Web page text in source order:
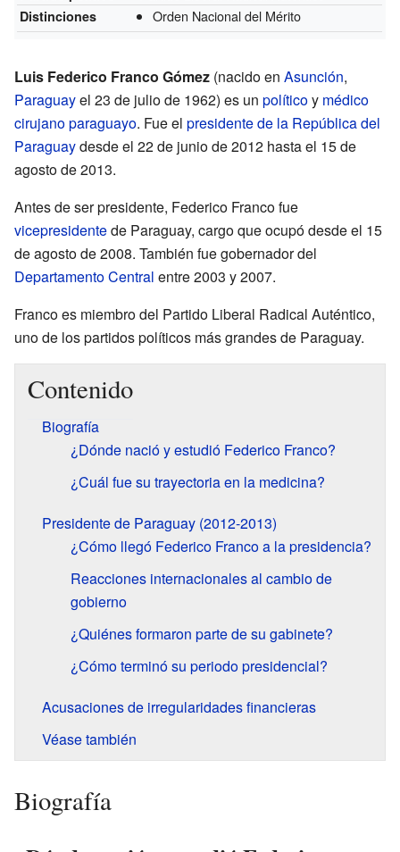
Distinciones Orden Nacional del Mérito
Luis Federico Franco Gómez (nacido en Asunción,
Paraguayel 23 de julio de 1962) es un políticoy médico
cirujanoparaguayo. Fue el presidente de la República del
Paraguaydesde el 22 de junio de 2012 hasta el 15 de
agosto de 2013.
Antes de ser presidente, Federico Franco fue
vicepresidentede Paraguay, cargo que ocupó desde el 15
de agosto de 2008. También fue gobernador del
Departamento Central entre 2003 y 2007.
Franco es miembro del Partido Liberal Radical Auténtico,
uno de los partidos políticos más grandes de Paraguay.
Contenido
Biografía
¿Dónde nació y estudió Federico Franco?
¿Cuál fue su trayectoria en la medicina?
Presidente de Paraguay (2012-2013)
¿Cómo llegó Federico Franco a la presidencia?
Reacciones internacionales al cambio de
gobierno
¿Quiénes formaron parte de su gabinete?
¿Cómo terminó su periodo presidencial?
Acusaciones de irregularidades financieras
Véase también
Biografía